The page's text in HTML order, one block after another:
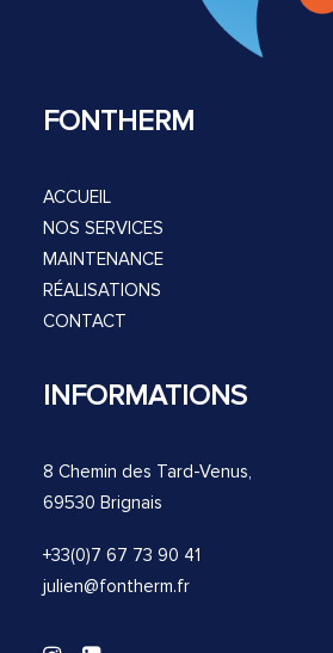
FONTHERM
ACCUEIL
NOS SERVICES
MAINTENANCE
RÉALISATIONS
CONTACT
INFORMATIONS
8 Chemin des Tard-Venus,
69530 Brignais
+33(0)7 67 73 90 41
julien@fontherm.fr